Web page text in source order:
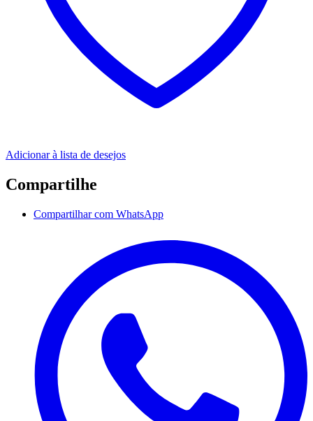
Adicionar à lista de desejos
Compartilhe
Compartilhar com WhatsApp